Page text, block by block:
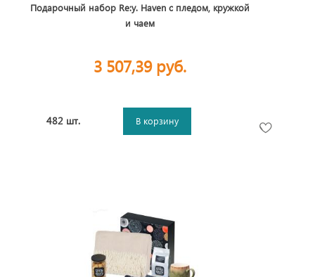
Подарочный набор Re:y. Haven с пледом, кружкой
и чаем
3 507,39 руб.
482 шт. В корзину